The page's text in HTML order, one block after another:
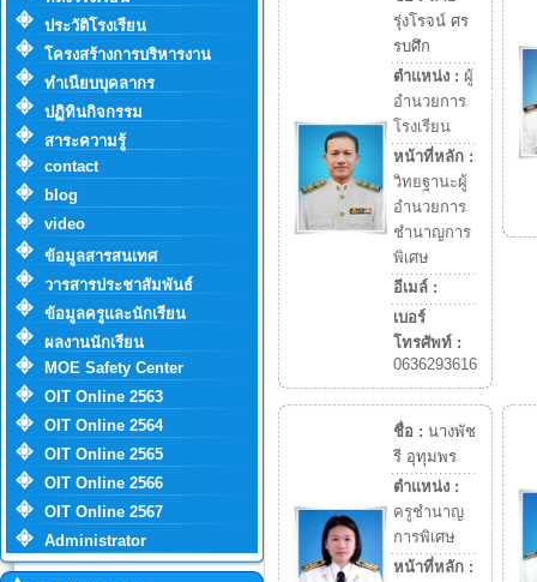
ประวัติโรงเรียน
โครงสร้างการบริหารงาน
ทำเนียบบุคลากร
ปฏิทินกิจกรรม
สาระความรู้
contact
blog
video
ข้อมูลสารสนเทศ
วารสารประชาสัมพันธ์
ข้อมูลครูและนักเรียน
ผลงานนักเรียน
MOE Safety Center
OIT Online 2563
OIT Online 2564
OIT Online 2565
OIT Online 2566
OIT Online 2567
Administrator
รุ่งโรจน์ ศร
รบศึก
ตำแหน่ง : ผู้
อำนวยการ
โรงเรียน
หน้าที่หลัก :
วิทยฐานะผู้
อำนวยการ
ชำนาญการ
พิเศษ
อีเมล์ :
เบอร์
โทรศัพท์ :
0636293616
ชื่อ : นางพัช
รี อุทุมพร
ตำแหน่ง :
ครูชำนาญ
การพิเศษ
หน้าที่หลัก :